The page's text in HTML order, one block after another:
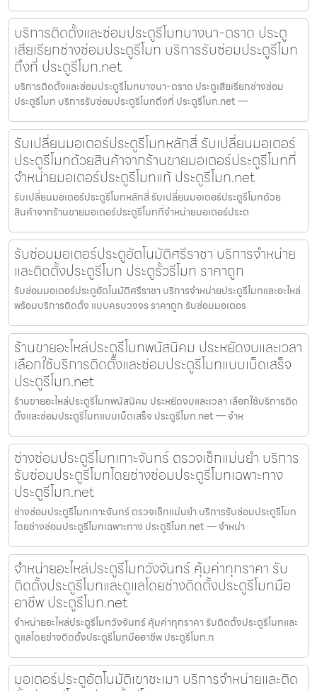
บริการติดตั้งและซ่อมประตูรีโมทบางนา-ตราด ประตู
เสียเรียกช่างซ่อมประตูรีโมท บริการรับซ่อมประตูรีโมท
ถึงที่ ประตูรีโมท.net
บริการติดตั้งและซ่อมประตูรีโมทบางนา-ตราด ประตูเสียเรียกช่างซ่อม
ประตูรีโมท บริการรับซ่อมประตูรีโมทถึงที่ ประตูรีโมท.net —
รับเปลี่ยนมอเตอร์ประตูรีโมทหลักสี่ รับเปลี่ยนมอเตอร์
ประตูรีโมทด้วยสินค้าจากร้านขายมอเตอร์ประตูรีโมทที่
จำหน่ายมอเตอร์ประตูรีโมทแท้ ประตูรีโมท.net
รับเปลี่ยนมอเตอร์ประตูรีโมทหลักสี่ รับเปลี่ยนมอเตอร์ประตูรีโมทด้วย
สินค้าจากร้านขายมอเตอร์ประตูรีโมทที่จำหน่ายมอเตอร์ประต
รับซ่อมมอเตอร์ประตูอัตโนมัติศรีราชา บริการจำหน่าย
และติดตั้งประตูรีโมท ประตูรั้วรีโมท ราคาถูก
รับซ่อมมอเตอร์ประตูอัตโนมัติศรีราชา บริการจำหน่ายประตูรีโมทและอะไหล่
พร้อมบริการติดตั้ง แบบครบวงจร ราคาถูก รับซ่อมมอเตอร
ร้านขายอะไหล่ประตูรีโมทพนัสนิคม ประหยัดงบและเวลา
เลือกใช้บริการติดตั้งและซ่อมประตูรีโมทแบบเบ็ดเสร็จ
ประตูรีโมท.net
ร้านขายอะไหล่ประตูรีโมทพนัสนิคม ประหยัดงบและเวลา เลือกใช้บริการติด
ตั้งและซ่อมประตูรีโมทแบบเบ็ดเสร็จ ประตูรีโมท.net — จำห
ช่างซ่อมประตูรีโมทเกาะจันทร์ ตรวจเช็กแม่นยำ บริการ
รับซ่อมประตูรีโมทโดยช่างซ่อมประตูรีโมทเฉพาะทาง
ประตูรีโมท.net
ช่างซ่อมประตูรีโมทเกาะจันทร์ ตรวจเช็กแม่นยำ บริการรับซ่อมประตูรีโมท
โดยช่างซ่อมประตูรีโมทเฉพาะทาง ประตูรีโมท.net — จำหน่า
จำหน่ายอะไหล่ประตูรีโมทวังจันทร์ คุ้มค่าทุกราคา รับ
ติดตั้งประตูรีโมทและดูแลโดยช่างติดตั้งประตูรีโมทมือ
อาชีพ ประตูรีโมท.net
จำหน่ายอะไหล่ประตูรีโมทวังจันทร์ คุ้มค่าทุกราคา รับติดตั้งประตูรีโมทและ
ดูแลโดยช่างติดตั้งประตูรีโมทมืออาชีพ ประตูรีโมท.n
มอเตอร์ประตูอัตโนมัติเขาชะเมา บริการจำหน่ายและติด